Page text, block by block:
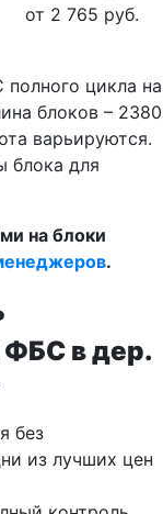
от 2 765 руб.
цикла на
блоков – 2380
варьируются.
блока для
на блоки
.
в дер.
без
из лучших цен